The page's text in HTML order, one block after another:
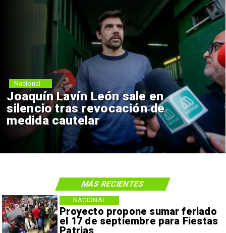
Joaquín Lavín León sale en
silencio tras revocación de
medida cautelar
Nacional
Proyecto propone sumar feriado
el 17 de septiembre para Fiestas
NACIONAL
MÁS RECIENTES